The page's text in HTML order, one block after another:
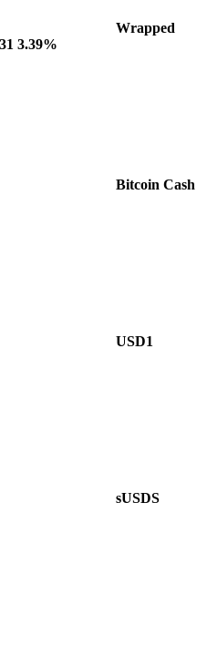
Wrapped
3.39%
Bitcoin Cash
USD1
sUSDS